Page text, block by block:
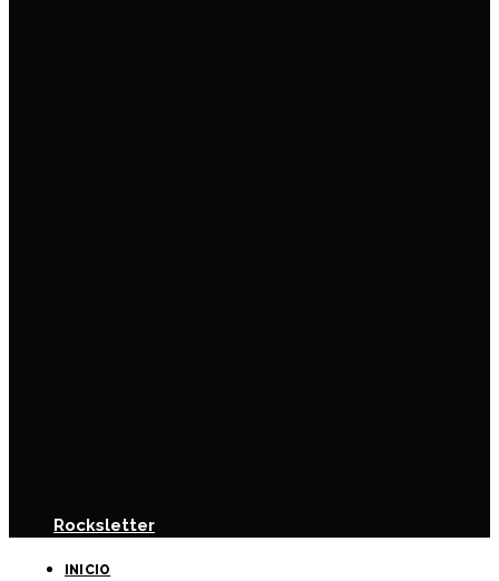
Rocksletter
INICIO